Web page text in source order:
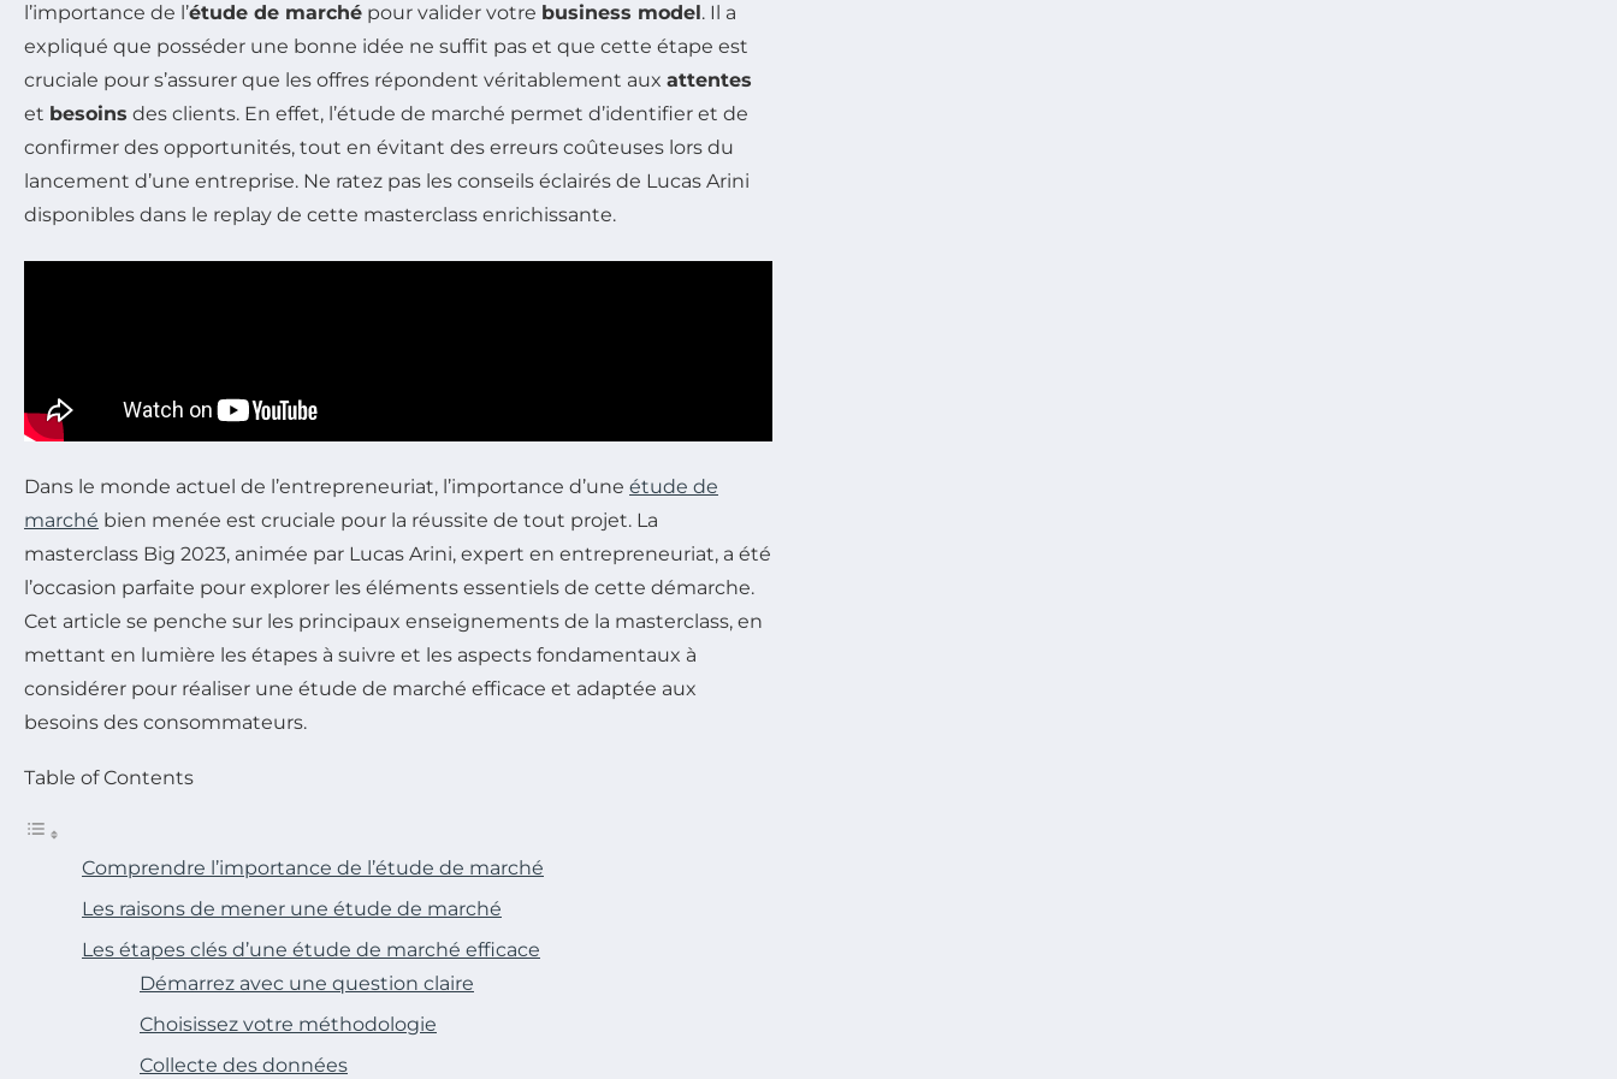
l’importance de l’étude de marché pour valider votre business model . Il a
expliqué que posséder une bonne idée ne suffit pas et que cette étape est
cruciale pour s’assurer que les offres répondent véritablement aux attentes
et besoins des clients. En effet, l’étude de marché permet d’identifier et de
confirmer des opportunités, tout en évitant des erreurs coûteuses lors du
lancement d’une entreprise. Ne ratez pas les conseils éclairés de Lucas Arini
disponibles dans le replay de cette masterclass enrichissante.
Dans le monde actuel de l’entrepreneuriat, l’importance d’une étude de
marché bien menée est cruciale pour la réussite de tout projet. La
masterclass Big 2023, animée par Lucas Arini, expert en entrepreneuriat, a été
l’occasion parfaite pour explorer les éléments essentiels de cette démarche.
Cet article se penche sur les principaux enseignements de la masterclass, en
mettant en lumière les étapes à suivre et les aspects fondamentaux à
considérer pour réaliser une étude de marché efficace et adaptée aux
besoins des consommateurs.
Table of Contents
Comprendre l’importance de l’étude de marché
Les raisons de mener une étude de marché
Les étapes clés d’une étude de marché efficace
Démarrez avec une question claire
Choisissez votre méthodologie
Collecte des données